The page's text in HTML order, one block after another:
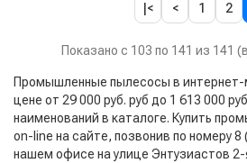
|< < 1 2
Показано с 103 по 141 из 141
Промышленные пылесосы в интернет-
цене от 29 000 руб. руб до 1 613 000
наименований в каталоге. Купить
on-line на сайте, позвонив по номеру
нашем офисе на улице Энтузиастов 2-